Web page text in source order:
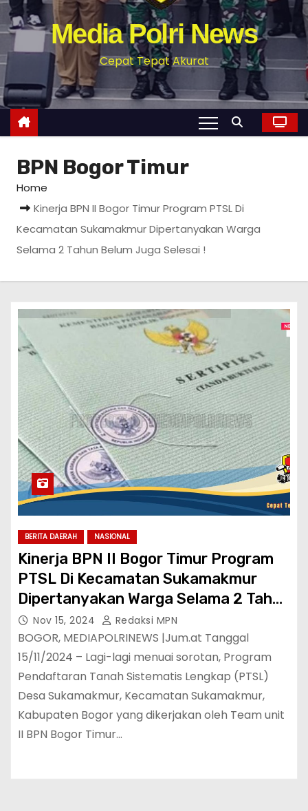
Media Polri News
Cepat Tepat Akurat
BPN Bogor Timur
Home
Kinerja BPN II Bogor Timur Program PTSL Di
Kecamatan Sukamakmur Dipertanyakan Warga
Selama 2 Tahun Belum Juga Selesai !
BERITA DAERAH NASIONAL
Kinerja BPN II Bogor Timur Program
PTSL Di Kecamatan Sukamakmur
Dipertanyakan Warga Selama 2 Tahun
Belum Juga Selesai !
Nov 15, 2024 Redaksi MPN
BOGOR, MEDIAPOLRINEWS |Jum.at Tanggal
15/11/2024 – Lagi-lagi menuai sorotan, Program
Pendaftaran Tanah Sistematis Lengkap (PTSL)
Desa Sukamakmur, Kecamatan Sukamakmur,
Kabupaten Bogor yang dikerjakan oleh Team unit
II BPN Bogor Timur…